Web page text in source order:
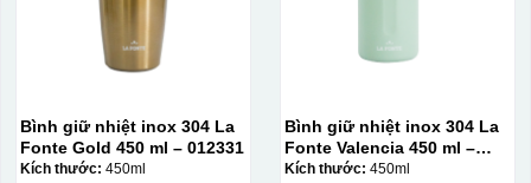
Bình giữ nhiệt inox 304 La
Fonte Gold 450 ml – 012331
Kích thước: 450ml
Bình giữ nhiệt inox 304 La
Fonte Valencia 450 ml –
012355
Kích thước: 450ml